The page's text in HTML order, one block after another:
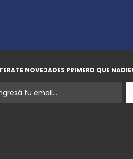
NOVEDADES PRIMERO QUE NADIE!